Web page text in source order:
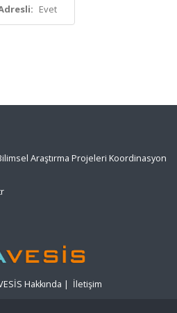
Evet
Araştırma Projeleri Koordinasyon
Hakkında | İletişim